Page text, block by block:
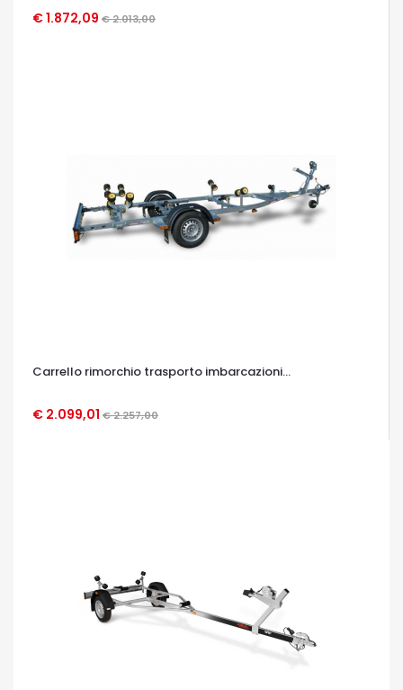
€ 1.872,09 € 2.013,00
OCCHIATA VELOCE
Carrello rimorchio trasporto imbarcazioni...
€ 2.099,01 € 2.257,00
OCCHIATA VELOCE